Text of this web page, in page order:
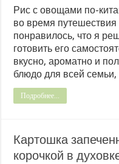
Рис с овощами по-
во время
понравилось, что я
готовить его
вкусно, ароматно и
блюдо для всей
Подробнее...
Картошка
корочкой в